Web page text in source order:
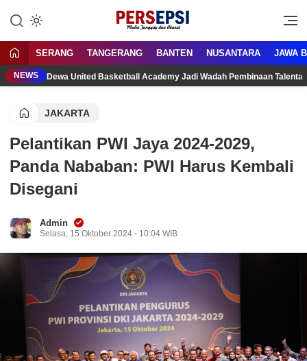
konten
Persepsi.co.id
Media Tanggap Dan Akurat
SERANG TANGERANG BANTEN NUSANTARA JAWA
NEWS Dewa United Basketball Academy Jadi Wadah Pembinaan Talenta
JAKARTA
Pelantikan PWI Jaya 2024-2029,
Panda Nababan: PWI Harus Kembali
Disegani
Admin
Selasa, 15 Oktober 2024 - 10:04 WIB